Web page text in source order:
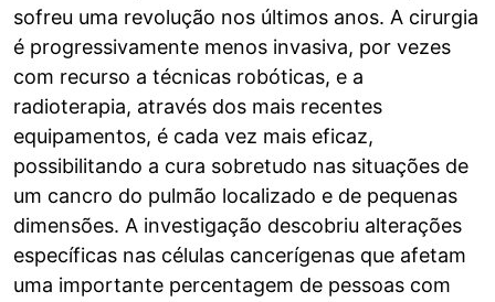
sofreu uma revolução nos últimos anos. A cirurgia
é progressivamente menos invasiva, por vezes
com recurso a técnicas robóticas, e a
radioterapia, através dos mais recentes
equipamentos, é cada vez mais eficaz,
possibilitando a cura sobretudo nas situações de
um cancro do pulmão localizado e de pequenas
dimensões. A investigação descobriu alterações
específicas nas células cancerígenas que afetam
uma importante percentagem de pessoas com